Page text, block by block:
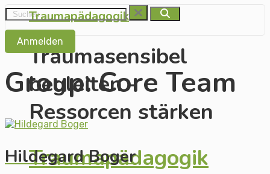
Traumapädagogik
Traumasensibel
begleiten -
Ressorcen stärken
Traumapädagogik
Anmelden
Group:Core Team
Hildegard Boger